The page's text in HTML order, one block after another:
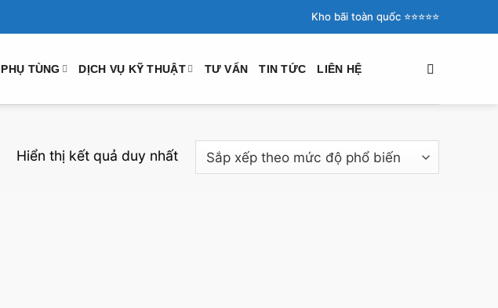
Kho bãi toàn quốc ⭐️⭐️⭐️⭐️⭐️
PHỤ TÙNG DỊCH VỤ KỸ THUẬT TƯ VẤN TIN TỨC LIÊN HỆ
Hiển thị kết quả duy nhất